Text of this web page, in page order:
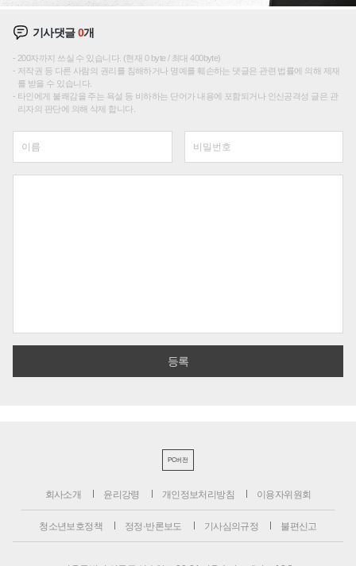
기사댓글0개
200자까지 쓰실 수 있습니다. (현재 0 byte / 최대 400byte)
저작권 등 다른 사람의 권리를 침해하거나 명예를 훼손하는 댓글은 관련 법률에 의해 제재
를 받을 수 있습니다.
타인에게 불쾌감을 주는 욕설 등 비하하는 단어가 내용에 포함되거나 인신공격성 글은 관
리자의 판단에 의해 삭제 합니다.
PC버전
회사소개 윤리강령 개인정보처리방침 이용자위원회
청소년보호정책 정정·반론보도 기사심의규정 불편신고